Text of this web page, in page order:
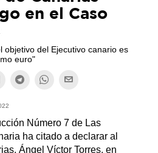
en el Caso
objetivo del Ejecutivo canario es
euro"
Número 7 de Las
ha citado a declarar al
Ángel Víctor Torres, en